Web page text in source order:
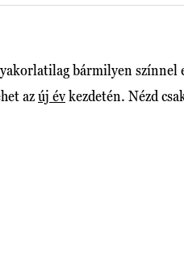
bármilyen színnel
azúj évkezdetén. Nézd